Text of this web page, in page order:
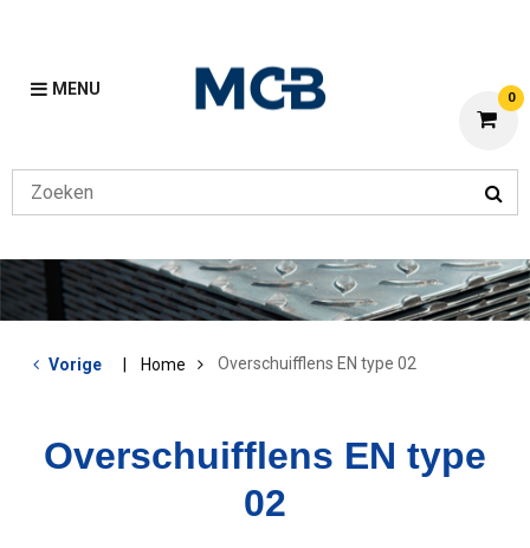
MENU 0
Vorige Home Overschuifflens EN type 02
Overschuifflens EN type
02